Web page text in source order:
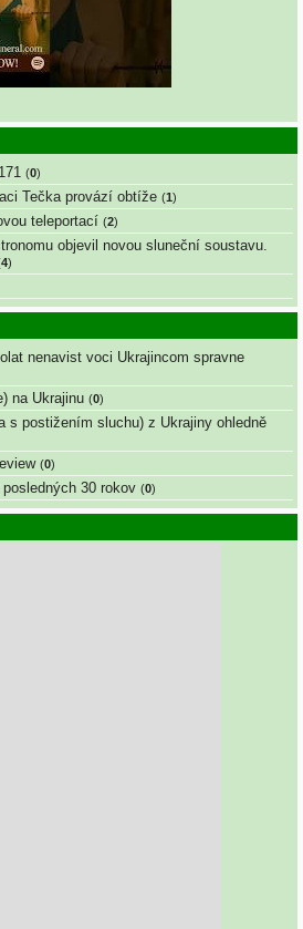
(0)
Tečka provází obtíže (1 )
teleportací (2)
objevil novou sluneční soustavu.
4)
nenavist voci Ukrajincom spravne
na Ukrajinu (0)
s postižením sluchu) z Ukrajiny ohledně
(0)
30 rokov (0)